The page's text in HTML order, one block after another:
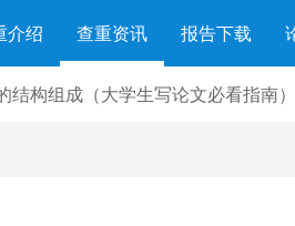
介绍 查重资讯 报告下载
结构组成（大学生写论文必看指南）